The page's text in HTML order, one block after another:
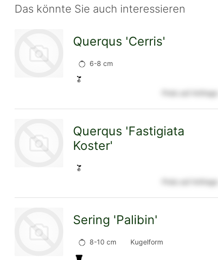
Das könnte Sie auch interessieren
Detailseite
Querqus 'Cerris'
6-8 cm
Preis auf Anfrage
Detailseite
Querqus 'Fastigiata
Koster'
Preis auf Anfrage
Sering 'Palibin'
8-10 cm Kugelform